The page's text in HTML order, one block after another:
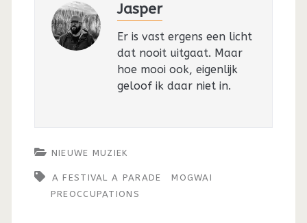
Jasper
Er is vast ergens een licht
dat nooit uitgaat. Maar
hoe mooi ook, eigenlijk
geloof ik daar niet in.
NIEUWE MUZIEK
A FESTIVAL A PARADE
MOGWAI
PREOCCUPATIONS